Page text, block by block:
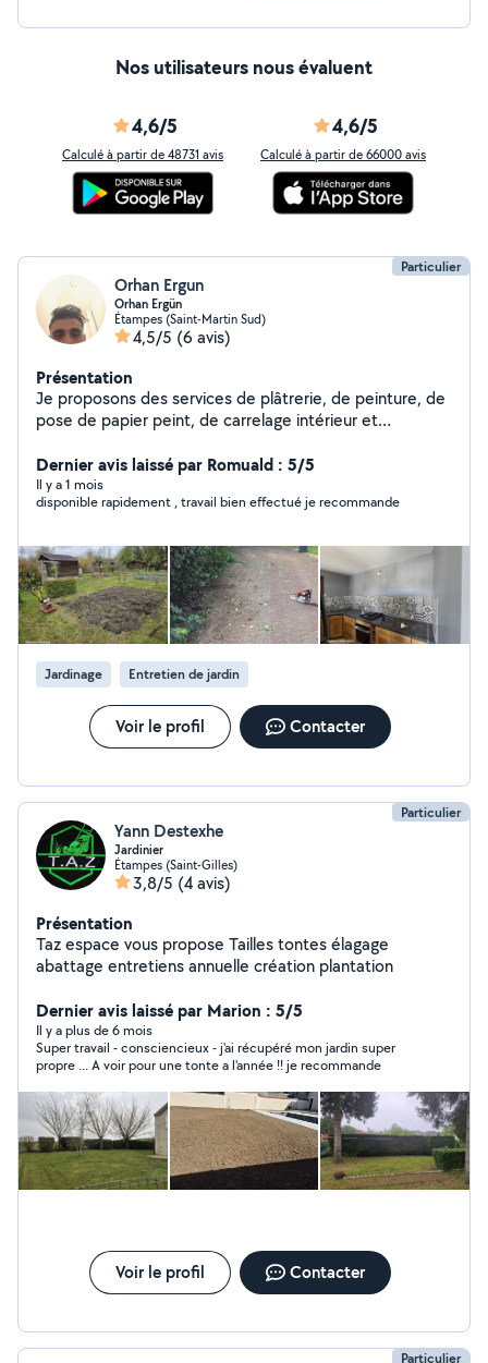
Nos utilisateurs nous évaluent
4,6/5
Calculé à partir de 48731 avis
4,6/5
Calculé à partir de 66000 avis
Particulier
Orhan Ergun
Orhan Ergün
Étampes (Saint-Martin Sud)
4,5/5 (6 avis)
Présentation
Je proposons des services de plâtrerie, de peinture, de
pose de papier peint, de carrelage intérieur et
tout le matériel de jardinage nécessaire, les plantes et
les camions, ainsi que des travaux de plâtrerie
extérieure et d'isolation.
Dernier avis laissé par Romuald : 5/5
Il y a 1 mois
disponible rapidement , travail bien effectué je recommande
Jardinage Entretien de jardin
Voir le profil Contacter
Particulier
Yann Destexhe
Jardinier
Étampes (Saint-Gilles)
3,8/5 (4 avis)
Présentation
Taz espace vous propose Tailles tontes élagage
abattage entretiens annuelle création plantation
Dernier avis laissé par Marion : 5/5
Il y a plus de 6 mois
Super travail - consciencieux - j'ai récupéré mon jardin super
propre ... A voir pour une tonte a l'année !! je recommande
Voir le profil Contacter
Particulier